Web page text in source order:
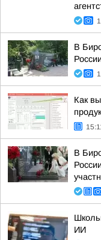
В
Как
В
ИИ